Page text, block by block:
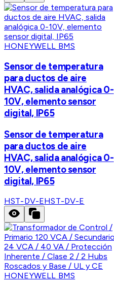
HONEYWELL BMS
Sensor de temperatura
para ductos de aire
HVAC, salida analógica 0-
10V, elemento sensor
digital, IP65
Sensor de temperatura
para ductos de aire
HVAC, salida analógica 0-
10V, elemento sensor
digital, IP65
HST-DV-EHST-DV-E
HONEYWELL BMS